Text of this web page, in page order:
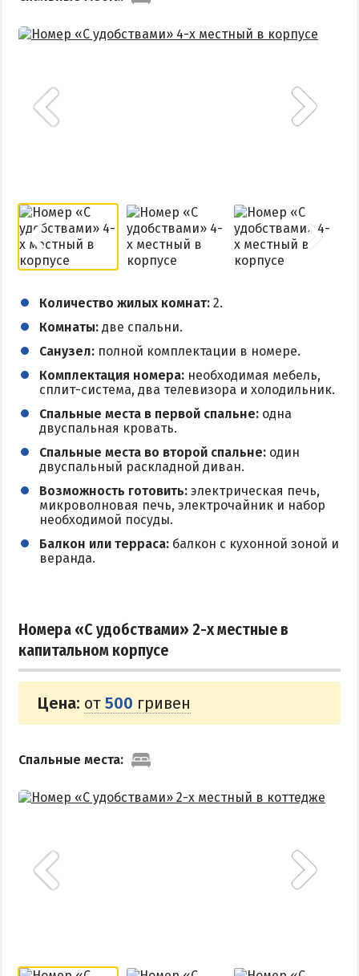
Количество жилых комнат: 2.
Комнаты: две спальни.
Санузел: полной комплектации в номере.
Комплектация номера: необходимая мебель,
сплит-система, два телевизора и холодильник.
Спальные места в первой спальне: одна
двуспальная кровать.
Спальные места во второй спальне: один
двуспальный раскладной диван.
Возможность готовить: электрическая печь,
микроволновая печь, электрочайник и набор
необходимой посуды.
Балкон или терраса: балкон с кухонной зоной и
веранда.
Номера «С удобствами» 2-х местные в
капитальном корпусе
Цена: от 500 гривен
Спальные места: